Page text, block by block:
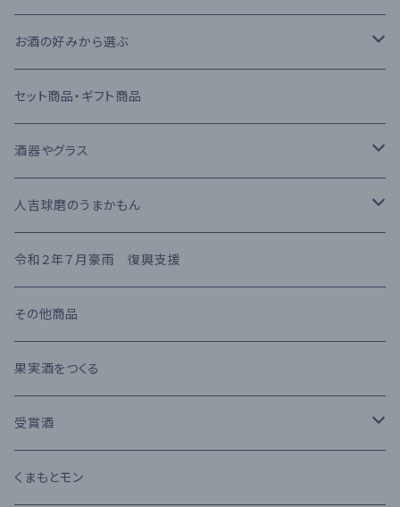
原酒
リキュール
果実酒
梅酒
熊本県産 日本酒
寿福酒造場
常楽酒造
繊月酒造
高田酒造場
高橋酒造
堤酒造
恒松酒造
豊永酒造
鳥飼酒造
ライトタイプ
リッチタイプ
キャラクタータイプ
減圧蒸留法
常圧蒸留法
樽熟成
長期熟成古酒 3年以上
長期熟成古酒 10年以上
受賞酒
アルコール度数 30%以上
アルコール度数 20%未満
アルコール度数 25%前後
お酒の好みから選ぶ
日本酒
吟醸酒
芋焼酎
麦焼酎
ウイスキー
ブランデー
カクテル
ワイン
セット商品・ギフト商品
酒器やグラス
RIEDEL
KIHARA
人吉球磨のうまかもん
お茶・飲み物
味噌・醤油・調味料
お菓子
お酒のおつまみ
令和２年７月豪雨 復興支援
その他商品
果実酒をつくる
受賞酒
Kura Master 2023
くまもとモン